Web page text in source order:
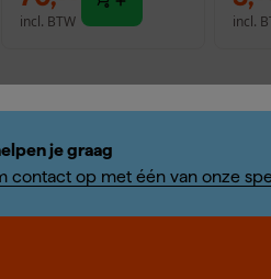
incl. BTW incl.
je graag
contact op met één van onze